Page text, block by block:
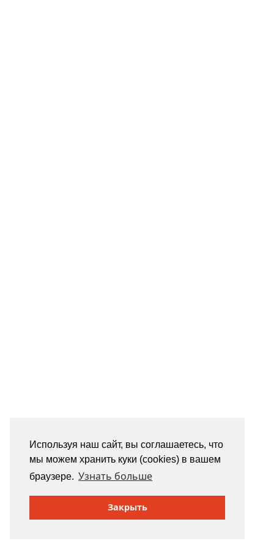
Используя наш сайт, вы соглашаетесь, что
мы можем хранить куки (cookies) в вашем
браузере. Узнать больше
Закрыть